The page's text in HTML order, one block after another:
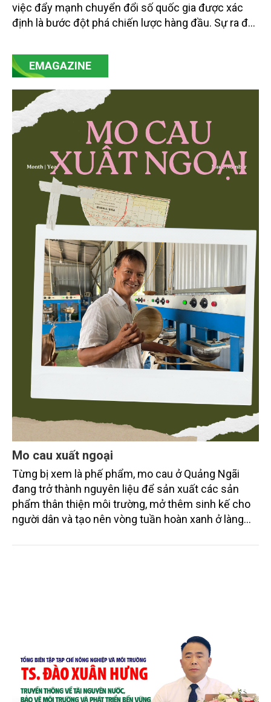
việc đẩy mạnh chuyển đổi số quốc gia được xác
định là bước đột phá chiến lược hàng đầu. Sự ra đời
mạnh mẽ, thúc đẩy quá trình cải cách toàn diện,
minh bạch hóa chuỗi cung ứng và nâng cao hiệu
then chốt là nông nghiệp và môi trường.
EMAGAZINE
Mo cau xuất ngoại
Từng bị xem là phế phẩm, mo cau ở Quảng Ngãi
đang trở thành nguyên liệu để sản xuất các sản
phẩm thân thiện môi trường, mở thêm sinh kế cho
người dân và tạo nên vòng tuần hoàn xanh ở làng
chén, dĩa... từ mo cau đã được thị trường trong nước